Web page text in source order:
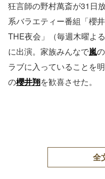
狂言師の野村萬斎が31日
系バラエティー番組「櫻
THE夜会」（毎週木曜よる
に出演。家族みんなで嵐
ラブに入っていることを明
の櫻井翔を歓喜させた。
全